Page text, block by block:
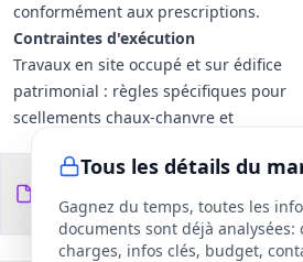
conformément aux prescriptions.
Contraintes d'exécution
Travaux en site occupé et sur édifice
patrimonial : règles spécifiques pour
scellements chaux‑chanvre et
Coordination étroite avec menuiserie,
électricité et plomberie pour
réservations et finitions.
Documents à fournir
Tous les détails du
Gagnez du temps, toutes les
documents sont déjà analysées:
charges, infos clés, budget,
Documents du
DCE
fichiers